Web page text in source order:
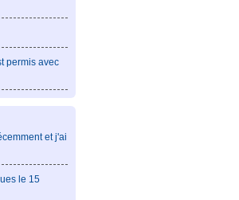
permis avec
et j'ai
le 15